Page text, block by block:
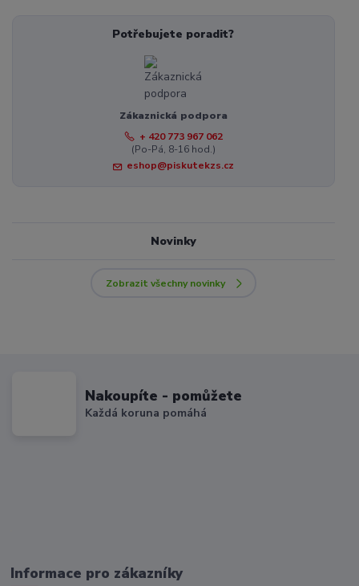
Potřebujete poradit?
Zákaznická podpora
+ 420 773 967 062
(Po-Pá, 8-16 hod.)
eshop@piskutekzs.cz
Novinky
Zobrazit všechny novinky
Nakoupíte - pomůžete
Každá koruna pomáhá
Informace pro zákazníky